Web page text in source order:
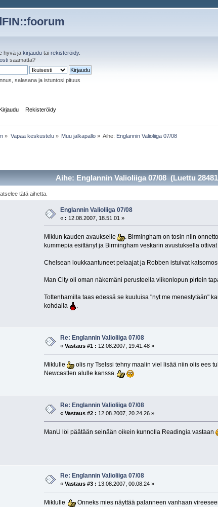
hyvä jakirjaudu tairekisteröidy.
saamatta?
salasana ja istuntosi pituus
Rekisteröidy
» Vapaa keskustelu» Muu jalkapallo » Aihe: Englannin Valioliiga 07/08
Aihe: Englannin Valioliiga 07/08 (Luettu
tätä aihetta.
Englannin Valioliiga 07/08
« : 12.08.2007, 18.51.01 »
Miklun kauden avaukselle
. Birmingham on tosin niin
kummepia esittänyt ja Birmingham veskarin avustuksella
Chelsean loukkaantuneet pelaajat ja Robben istuivat
Man City oli oman näkemäni perusteella viikonlopun pirtein
Tottenhamilla taas edessä se kuuluisa "nyt me menestytään"
kohdalla
.
Re: Englannin Valioliiga 07/08
«Vastaus #1 : 12.08.2007, 19.41.48 »
Miklulle
olis ny Tselssi tehny maalin viel lisää niin olis ees
Newcastlen alulle kanssa.
Re: Englannin Valioliiga 07/08
«Vastaus #2 : 12.08.2007, 20.24.26 »
ManU löi päätään seinään oikein kunnolla Readingia vastaan
Re: Englannin Valioliiga 07/08
«Vastaus #3 : 13.08.2007, 00.08.24 »
Miklulle Onneks mies näyttää palanneen vanhaan